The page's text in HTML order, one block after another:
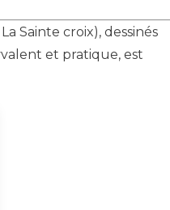
Sainte croix), dessinés
et pratique, est